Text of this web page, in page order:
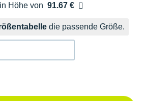
Höhe von 91.67 €
die passende Größe.